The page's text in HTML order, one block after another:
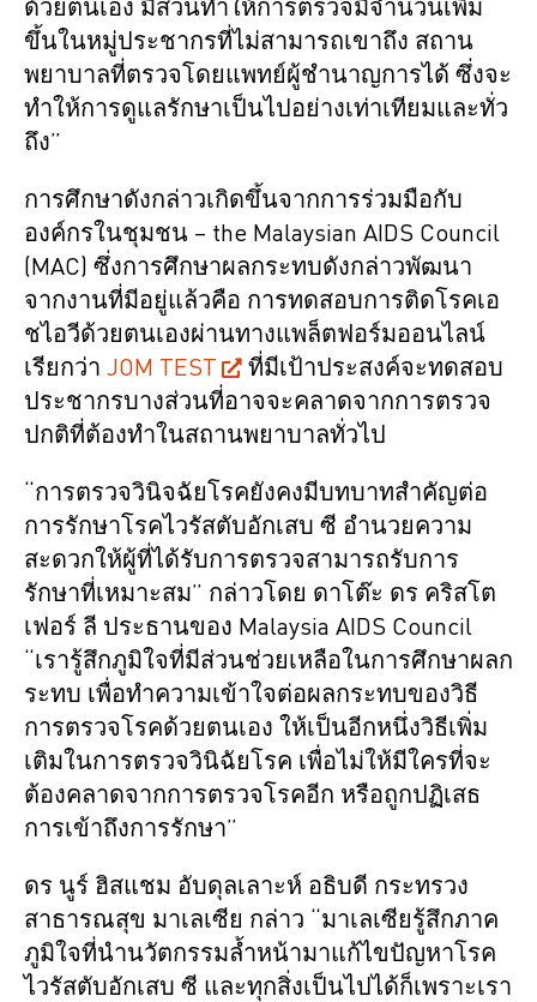
ด้วยตนเอง มีส่วนทำให้การตรวจมีจำนวนเพิ่ม
ขึ้นในหมู่ประชากรที่ไม่สามารถเขาถึง สถาน
พยาบาลที่ตรวจโดยแพทย์ผู้ชำนาญการได้ ซึ่งจะ
ทำให้การดูแลรักษาเป็นไปอย่างเท่าเทียมและทั่ว
ถึง”
การศึกษาดังกล่าวเกิดขึ้นจากการร่วมมือกับ
องค์กรในชุมชน – the Malaysian AIDS Council
(MAC) ซึ่งการศึกษาผลกระทบดังกล่าวพัฒนา
จากงานที่มีอยู่แล้วคือ การทดสอบการติดโรคเอ
ชไอวีด้วยตนเองผ่านทางแพล็ตฟอร์มออนไลน์
เรียกว่า JOM TEST
ที่มีเป้าประสงค์จะทดสอบ
ประชากรบางส่วนที่อาจจะคลาดจากการตรวจ
ปกติที่ต้องทำในสถานพยาบาลทั่วไป
“การตรวจวินิจฉัยโรคยังคงมีบทบาทสำคัญต่อ
การรักษาโรคไวรัสตับอักเสบ ซี อำนวยความ
สะดวกให้ผู้ที่ได้รับการตรวจสามารถรับการ
รักษาที่เหมาะสม” กล่าวโดย ดาโต๊ะ ดร คริสโต
เฟอร์ ลี ประธานของ Malaysia AIDS Council
“เรารู้สึกภูมิใจที่มีส่วนช่วยเหลือในการศึกษาผลก
ระทบ เพื่อทำความเข้าใจต่อผลกระทบของวิธี
การตรวจโรคด้วยตนเอง ให้เป็นอีกหนึ่งวิธีเพิ่ม
เติมในการตรวจวินิฉัยโรค เพื่อไม่ให้มีใครที่จะ
ต้องคลาดจากการตรวจโรคอีก หรือถูกปฏิเสธ
การเข้าถึงการรักษา”
ดร นูร์ ฮิสแชม อับดุลเลาะห์ อธิบดี กระทรวง
สาธารณสุข มาเลเซีย กล่าว “มาเลเซียรู้สึกภาค
ภูมิใจที่นำนวัตกรรมล้ำหน้ามาแก้ไขปัญหาโรค
ไวรัสตับอักเสบ ซี และทุกสิ่งเป็นไปได้ก็เพราะเรา